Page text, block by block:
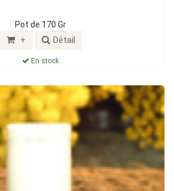
Pot de 170 Gr
+ Détail
En stock